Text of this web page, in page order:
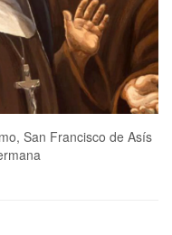
San Francisco de Asís